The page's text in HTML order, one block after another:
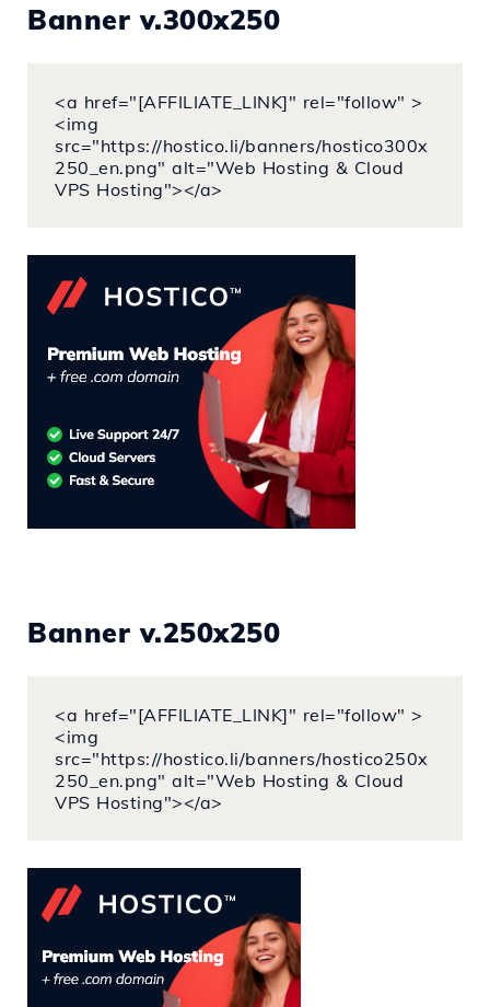
Banner v.300x250
<a href="[AFFILIATE_LINK]" rel="follow" >
<img
src="https://hostico.li/banners/hostico300x
250_en.png" alt="Web Hosting & Cloud
VPS Hosting"></a>
Banner v.250x250
<a href="[AFFILIATE_LINK]" rel="follow" >
<img
src="https://hostico.li/banners/hostico250x
250_en.png" alt="Web Hosting & Cloud
VPS Hosting"></a>